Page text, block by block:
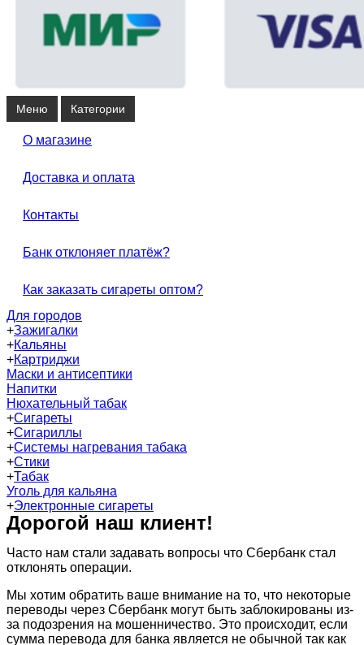
Меню Категории
О магазине
Доставка и оплата
Контакты
Банк отклоняет платёж?
Как заказать сигареты оптом?
Для городов
+Зажигалки
+Кальяны
+Картриджи
Маски и антисептики
Напитки
Нюхательный табак
+Сигареты
+Сигариллы
+Системы нагревания табака
+Стики
+Табак
Уголь для кальяна
+Электронные сигареты
Дорогой наш клиент!
Часто нам стали задавать вопросы что Сбербанк стал
отклонять операции.
Мы хотим обратить ваше внимание на то, что некоторые
переводы через Сбербанк могут быть заблокированы из-
за подозрения на мошенничество. Это происходит, если
сумма перевода для банка является не обычной так как